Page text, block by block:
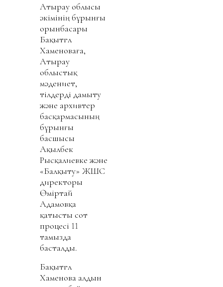
Атырау облысы
әкімінің бұрынғы
орынбасары
Бақытгүл
Хаменоваға,
Атырау
облыстық
мәдениет,
тілдерді дамыту
және архивтер
басқармасының
бұрынғы
басшысы
Ақылбек
Рысқалиевке және
«Балқыту» ЖШС
директоры
Өміртай
Адамовқа
қатысты сот
процесі 11
тамызда
басталды.
Бақытгүл
Хаменова алдын